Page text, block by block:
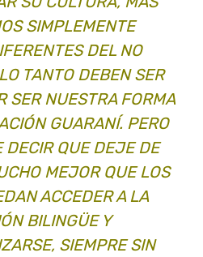
SIMPLEMENTE
DEL NO
TANTO DEBEN SER
SER NUESTRA FORMA
GUARANÍ. PERO
DECIR QUE DEJE DE
MEJOR QUE LOS
ACCEDER A LA
BILINGÜE Y
SIEMPRE SIN